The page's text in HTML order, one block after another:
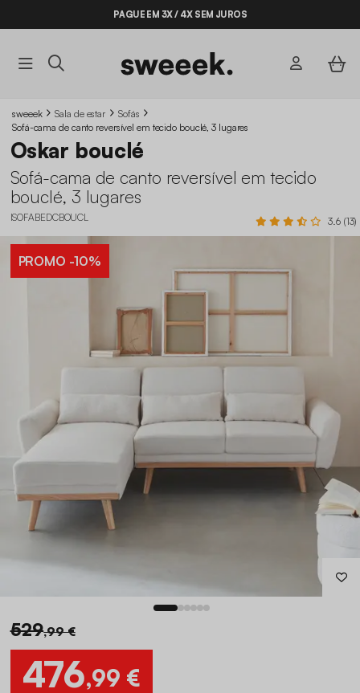
PAGUE EM 3X / 4X SEM JUROS
sweeek Sala de estar
Sofás
Sofá-cama de canto reversível em tecido bouclé, 3 lugares
Oskar bouclé
Sofá-cama de canto reversível em tecido
bouclé, 3 lugares
ISOFABEDCBOUCL 3.6 (13)
PROMO -10%
529,99 €
476,99 €